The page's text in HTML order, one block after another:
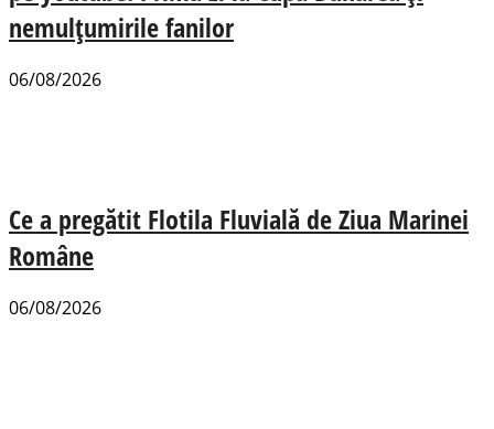
nemulțumirile fanilor
06/08/2026
Ce a pregătit Flotila Fluvială de Ziua Marinei
Române
06/08/2026